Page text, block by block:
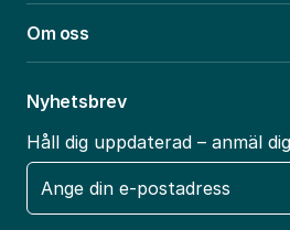
Om oss
Nyhetsbrev
Håll dig uppdaterad – anmäl
E-
post